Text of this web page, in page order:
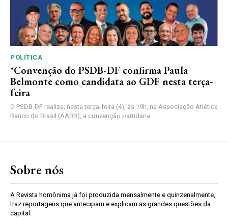
POLÍTICA
*Convenção do PSDB-DF confirma Paula
Belmonte como candidata ao GDF nesta terça-
feira
O PSDB-DF realiza, nesta terça-feira (4), às 19h, na Associação Atlética
Banco do Brasil (AABB), a convenção partidária...
Sobre nós
A Revista homônima já foi produzida mensalmente e quinzenalmente,
traz reportagens que antecipam e explicam as grandes questões da
capital.